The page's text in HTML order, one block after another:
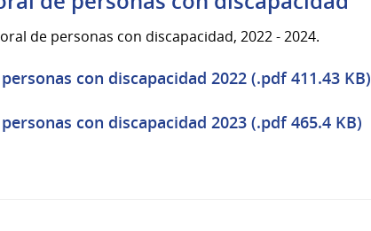
de personas con discapacidad, 2022 - 2024.
con discapacidad 2022 (.pdf 411.43 KB)
con discapacidad 2023 (.pdf 465.4 KB)